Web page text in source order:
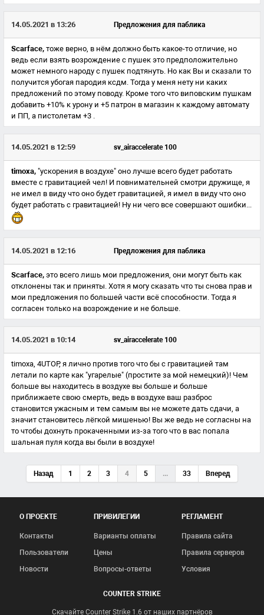
14.05.2021 в 13:26 Предложения для паблика
Scarface, тоже верно, в нём должно быть какое-то отличие, но
ведь если взять возрождение с пушек это предположительно
может немного народу с пушек подтянуть. Но как Вы и сказали то
получится убогая пародия ксдм. Тогда у меня нету ни каких
предложений по этому поводу. Кроме того что виповским пушкам
добавить +10% к урону и +5 патрон в магазин к каждому автомату
и ПП, а пистолетам +3 .
14.05.2021 в 12:59 sv_airaccelerate 100
timoxa, "ускорения в воздухе" оно лучше всего будет работать
вместе с гравитацией чел! И повнимательней смотри дружище, я
не имел в виду что оно будет гравитацией, я имел в виду что оно
будет работать с гравитацией! Ну ни чего все совершают ошибки...
14.05.2021 в 12:16 Предложения для паблика
Scarface, это всего лишь мои предложения, они могут быть как
отклонены так и приняты. Хотя я могу сказать что ты снова прав и
мои предложения по большей части всё способности. Тогда я
согласен только на возрождение и не больше.
14.05.2021 в 10:14 sv_airaccelerate 100
timoxa, 4UTOP, я лично против того что бы с гравитацией там
летали по карте как "угарелые" (простите за мой немецкий)! Чем
больше вы находитесь в воздухе вы больше и больше
приближаете свою смерть, ведь в воздухе ваш разброс
становится ужасным и тем самым вы не можете дать сдачи, а
значит становитесь лёгкой мишенью! Вы же ведь не согласны на
то чтобы дохнуть прокаченными из-за того что в вас попала
шальная пуля когда вы были в воздухе!
Назад 1 2 3 4 5 ... 33 Вперед
О ПРОЕКТЕ
Контакты
Пользователи
Новости
ПРИВИЛЕГИИ
Варианты оплаты
Цены
Вопросы-ответы
РЕГЛАМЕНТ
Правила сайта
Правила серверов
Условия
COUNTER STRIKE
Скачайте Counter Strike 1.6 от наших партнёров